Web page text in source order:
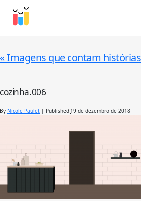
«Imagens que contam histórias
cozinha.006
By Nicole Paulet | Published 19 de dezembro de 2018